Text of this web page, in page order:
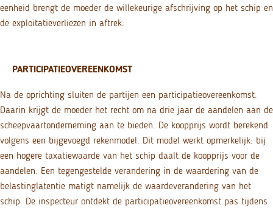
eenheid brengt de moeder de willekeurige afschrijving op het schip en
de exploitatieverliezen in aftrek.
PARTICIPATIEOVEREENKOMST
Na de oprichting sluiten de partijen een participatieovereenkomst.
Daarin krijgt de moeder het recht om na drie jaar de aandelen aan de
scheepvaartonderneming aan te bieden. De koopprijs wordt berekend
volgens een bijgevoegd rekenmodel. Dit model werkt opmerkelijk: bij
een hogere taxatiewaarde van het schip daalt de koopprijs voor de
aandelen. Een tegengestelde verandering in de waardering van de
belastinglatentie matigt namelijk de waardeverandering van het
schip. De inspecteur ontdekt de participatieovereenkomst pas tijdens